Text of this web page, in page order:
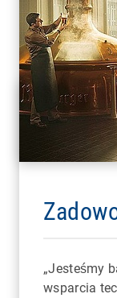
„Jesteśmy
wsparcia